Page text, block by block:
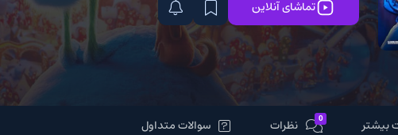
تماشای آنلاین
نظرات سوالات متداول